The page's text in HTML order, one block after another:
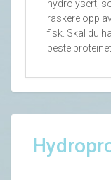
hydrolysert,
raskere opp
fisk. Skal du
beste